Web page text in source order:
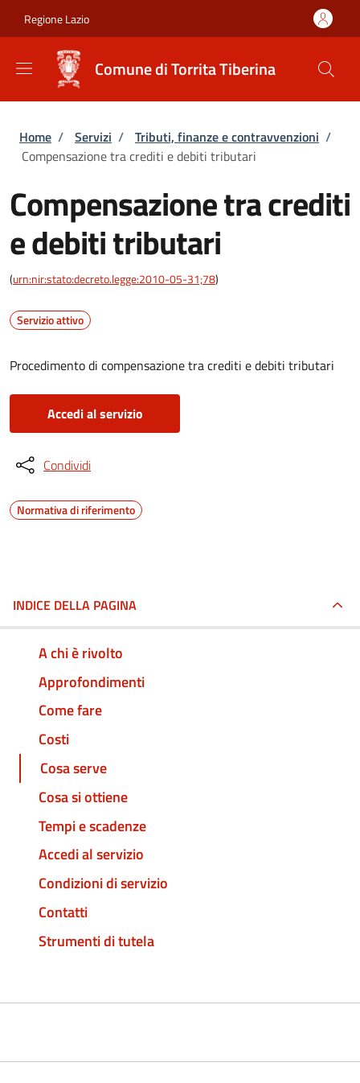
Regione Lazio
Comune di Torrita Tiberina
Briciole di pane
Home / Servizi / Tributi, finanze e contravvenzioni /
Compensazione tra crediti e debiti tributari
Compensazione tra crediti
e debiti tributari
(urn:nir:stato:decreto.legge:2010-05-31;78)
Servizio attivo
Procedimento di compensazione tra crediti e debiti tributari
Accedi al servizio
Condividi
Normativa di riferimento
INDICE DELLA PAGINA
A chi è rivolto
Approfondimenti
Come fare
Costi
Cosa serve
Cosa si ottiene
Tempi e scadenze
Accedi al servizio
Condizioni di servizio
Contatti
Strumenti di tutela